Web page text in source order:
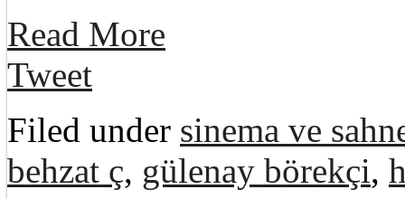
Read More
Tweet
Filed under sinema ve
behzat ç, gülenay börekçi,